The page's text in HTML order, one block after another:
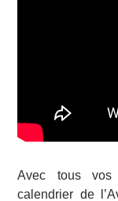
Avec tous vos
calendrier de